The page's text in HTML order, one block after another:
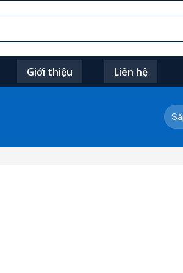
Giới thiệu Liên hệ